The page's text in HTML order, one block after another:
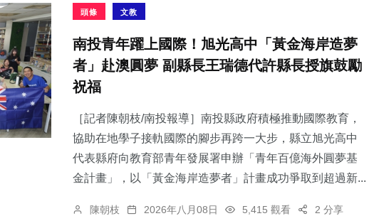
頭條 文教
南投青年躍上國際！旭光高中「黃金海岸造夢
者」赴澳圓夢 副縣長王瑞德代許縣長授旗鼓勵
祝福
［記者陳朝枝/南投報導］南投縣政府積極推動國際教育，
協助在地學子接軌國際的腳步再跨一大步，縣立旭光高中
代表縣府向教育部青年發展署申辦「青年百億海外圓夢基
金計畫」，以「黃金海岸造夢者」計畫成功爭取到超過新...
陳朝枝 2026年八月08日 5,415 觀看 2 分享